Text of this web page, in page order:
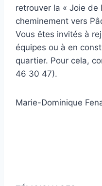
retrouver la « Joie de
cheminement vers
Vous êtes invités à
équipes ou à en
quartier. Pour cela,
46 30 47).
Marie-Dominique